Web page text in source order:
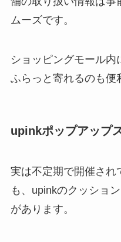
ムーズです。
ショッピングモール
ふらっと寄れるのも便
upinkポップアップ
実は不定期で開催され
も、upinkのクッショ
があります。